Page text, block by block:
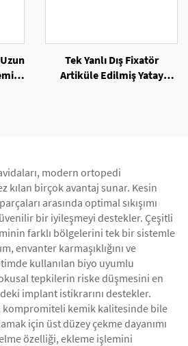
Tek Yanlı Dış Fixatör
Artiküle Edilmiş Yatay
modern ortopedi
kılan birçok avantaj sunar. Kesin
arasında optimal sıkışımı
bir iyileşmeyi destekler. Çeşitli
farklı bölgelerini tek bir sistemle
envanter karmaşıklığını ve
kullanılan biyo uyumlu
tepkilerin riske düşmesini en
implant istikrarını destekler.
kompromiteli kemik kalitesinde bile
için üst düzey çekme dayanımı
özelliği, ekleme işlemini